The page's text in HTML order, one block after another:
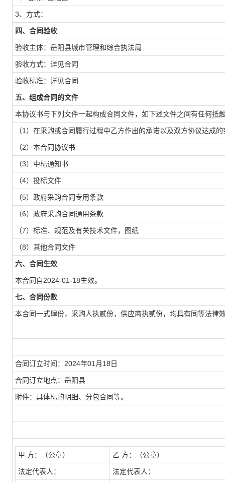
3、方式：
四、合同验收
验收主体：岳阳县城市管理和综合执法局
验收方式：详见合同
验收标准：详见合同
五、组成合同的文件
本协议书与下列文件一起构成合同文件，如下述文件之间有任何抵
（1）在采购或合同履行过程中乙方作出的承诺以及双方协议达成
（2）本合同协议书
（3）中标通知书
（4）投标文件
（5）政府采购合同专用条款
（6）政府采购合同通用条款
（7）标准、规范及有关技术文件，图纸
（8）其他合同文件
六、合同生效
本合同自2024-01-18生效。
七、合同份数
本合同一式肆份，采购人执贰份，供应商执贰份，均具有同等法律
合同订立时间：2024年01月18日
合同订立地点：岳阳县
附件：具体标的明细、分包合同等。
甲 方：（公章） 乙 方：（公章）
法定代表人： 法定代表人：